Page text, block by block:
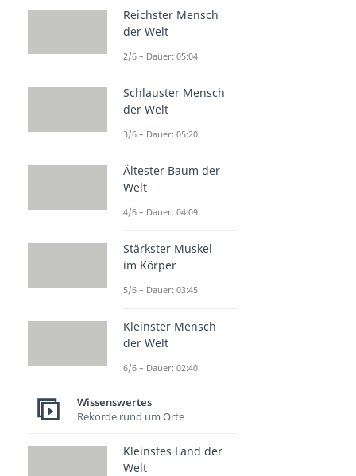
Reichster Mensch
der Welt
2/6 – Dauer: 05:04
Schlauster Mensch
der Welt
3/6 – Dauer: 05:20
Ältester Baum der
Welt
4/6 – Dauer: 04:09
Stärkster Muskel
im Körper
5/6 – Dauer: 03:45
Kleinster Mensch
der Welt
6/6 – Dauer: 02:40
Wissenswertes
Rekorde rund um Orte
Kleinstes Land der
Welt